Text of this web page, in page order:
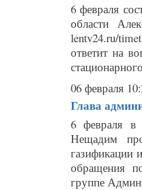
6 февраля
области
lentv24.ru/
ответит на
06 февраля
Глава
6 февраля в
Нещадим
газификации
обращения
группе